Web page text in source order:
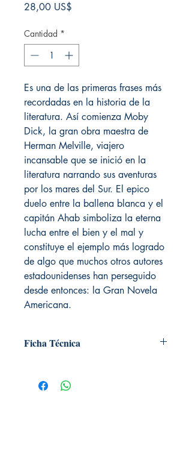
28,00 US$
Cantidad *
Es una de las primeras frases más
recordadas en la historia de la
literatura. Así comienza Moby
Dick, la gran obra maestra de
Herman Melville, viajero
incansable que se inició en la
literatura narrando sus aventuras
por los mares del Sur. El epico
duelo entre la ballena blanca y el
capitán Ahab simboliza la eterna
lucha entre el bien y el mal y
constituye el ejemplo más logrado
de algo que muchos otros autores
estadounidenses han perseguido
desde entonces: la Gran Novela
Americana.
Ficha Técnica
Editorial: ALMA
Idioma: Castellano